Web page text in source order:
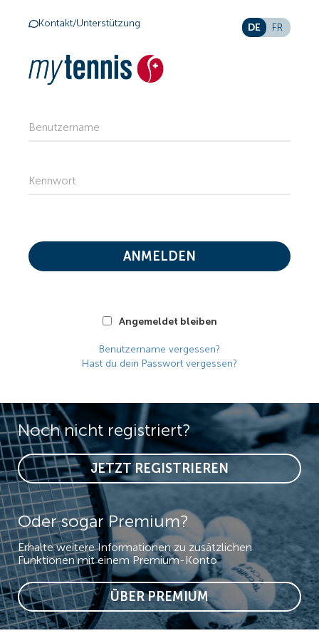
Noch nicht registriert?
JETZT REGISTRIEREN
Oder sogar Premium?
Erhalte weitere Informationen zu zusätzlichen
Funktionen mit einem Premium-Konto
ÜBER PREMIUM
Kontakt/Unterstützung DE FR
Benutzername
Kennwort
Angemeldet bleiben
ANMELDEN
Benutzername vergessen?
Hast du dein Passwort vergessen?